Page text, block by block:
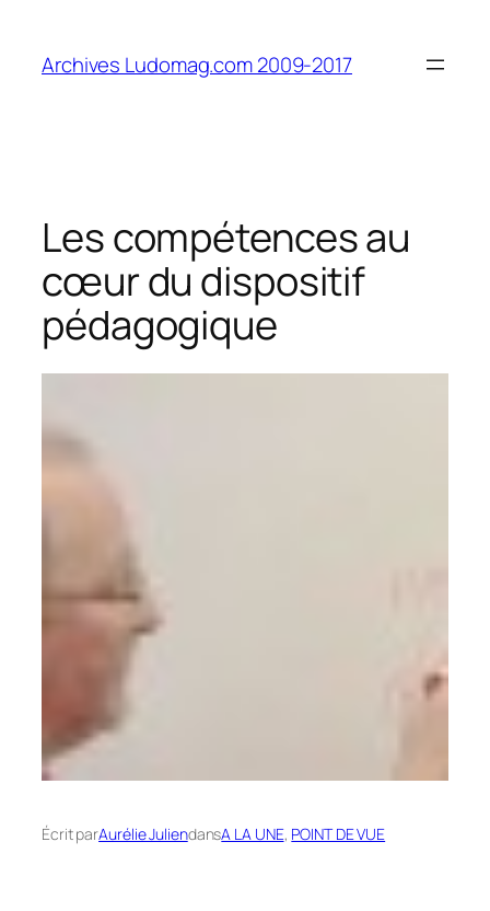
contenu
Archives Ludomag.com 2009-2017
Les compétences au
cœur du dispositif
pédagogique
Écrit parAurélie JuliendansA LA UNE, POINT DE VUE